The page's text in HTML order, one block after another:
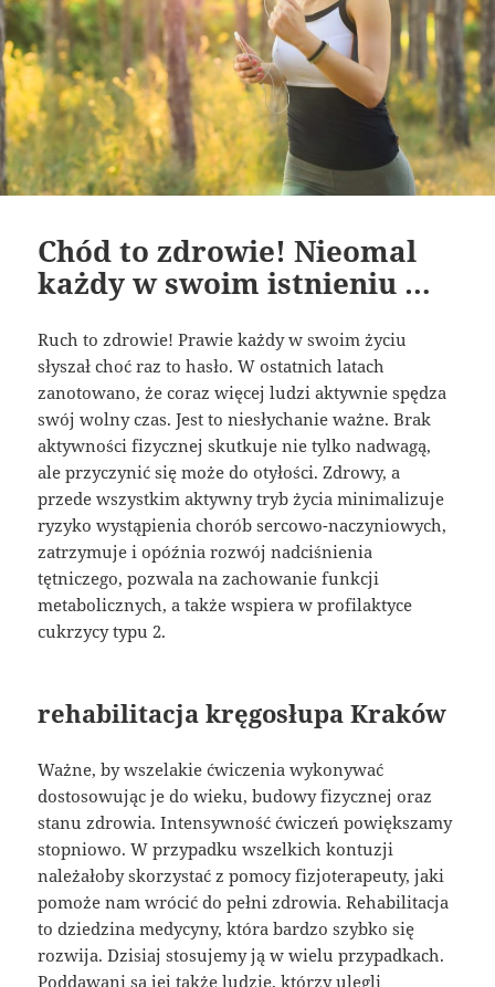
Chód to zdrowie! Nieomal
każdy w swoim istnieniu …
Ruch to zdrowie! Prawie każdy w swoim życiu
słyszał choć raz to hasło. W ostatnich latach
zanotowano, że coraz więcej ludzi aktywnie spędza
swój wolny czas. Jest to niesłychanie ważne. Brak
aktywności fizycznej skutkuje nie tylko nadwagą,
ale przyczynić się może do otyłości. Zdrowy, a
przede wszystkim aktywny tryb życia minimalizuje
ryzyko wystąpienia chorób sercowo-naczyniowych,
zatrzymuje i opóźnia rozwój nadciśnienia
tętniczego, pozwala na zachowanie funkcji
metabolicznych, a także wspiera w profilaktyce
cukrzycy typu 2.
rehabilitacja kręgosłupa Kraków
Ważne, by wszelakie ćwiczenia wykonywać
dostosowując je do wieku, budowy fizycznej oraz
stanu zdrowia. Intensywność ćwiczeń powiększamy
stopniowo. W przypadku wszelkich kontuzji
należałoby skorzystać z pomocy fizjoterapeuty, jaki
pomoże nam wrócić do pełni zdrowia. Rehabilitacja
to dziedzina medycyny, która bardzo szybko się
rozwija. Dzisiaj stosujemy ją w wielu przypadkach.
Poddawani są jej także ludzie, którzy ulegli